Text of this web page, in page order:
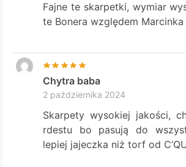
Fajne te skarpetki, wymiar
te Bonera względem Marcinka
Chytra baba
2 października 2024
Skarpety wysokiej jakości,
rdestu bo pasują do
lepiej jajeczka niż torf od